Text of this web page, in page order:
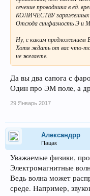
сечение проводника в ед.
КОЛИЧЕСТВУ заряженных
Отсюда синфазность Э и М
Ну, с каким предложением
Хотя ждать от вас что-то
не желаете.
Да вы два сапога с
Один про ЭМ поле, а
29 Январь 2017
Александрр
Пацак
Уважаемые физики,
Электромагнитные
Ведь волна может
среде. Например,